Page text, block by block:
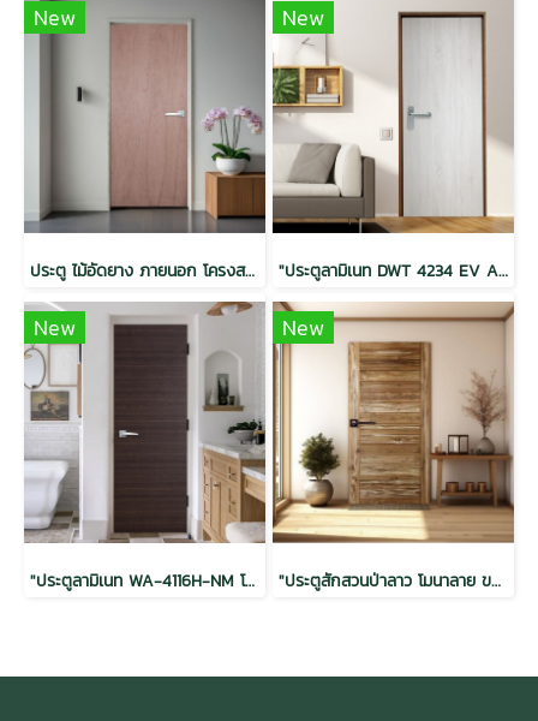
New
ประตู ไม้อัดยาง ภายนอก โครงสแตนดาร์ด 35x800x2000
New
"ประตูลามิเนท DWT 4234 EV Ash Sonoma Oak โครงสแตนดาร์ด 40x900x2200"
New
"ประตูลามิเนท WA-4116H-NM โครงโกลด์เอ 35x900x2000"
New
"ประตูสักสวนป่าลาว โมนาลาย ขอบ 5 ออยล์ 32x800x2000"